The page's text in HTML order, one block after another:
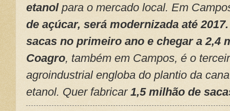
etanolpara o mercado local. Em
de açúcar, será modernizada até
sacas no primeiro ano e chegar a 2,4
Coagro, também em Campos, é o
agroindustrial engloba do plantio da
etanol. Quer fabricar 1,5 milhão de